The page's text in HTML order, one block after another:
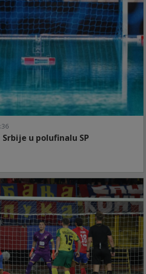
u polufinalu SP